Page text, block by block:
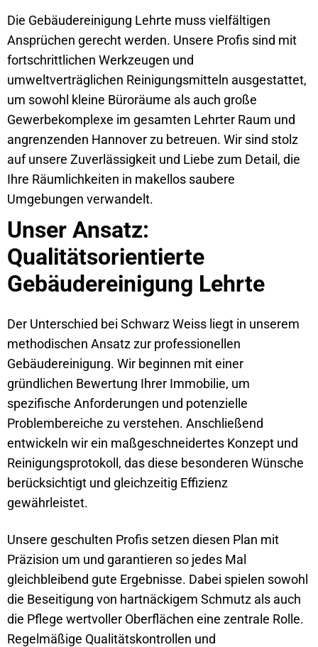
Die Gebäudereinigung Lehrte muss vielfältigen
Ansprüchen gerecht werden. Unsere Profis sind mit
fortschrittlichen Werkzeugen und
umweltverträglichen Reinigungsmitteln ausgestattet,
um sowohl kleine Büroräume als auch große
Gewerbekomplexe im gesamten Lehrter Raum und
angrenzenden Hannover zu betreuen. Wir sind stolz
auf unsere Zuverlässigkeit und Liebe zum Detail, die
Ihre Räumlichkeiten in makellos saubere
Umgebungen verwandelt.
Unser Ansatz:
Qualitätsorientierte
Gebäudereinigung Lehrte
Der Unterschied bei Schwarz Weiss liegt in unserem
methodischen Ansatz zur professionellen
Gebäudereinigung. Wir beginnen mit einer
gründlichen Bewertung Ihrer Immobilie, um
spezifische Anforderungen und potenzielle
Problembereiche zu verstehen. Anschließend
entwickeln wir ein maßgeschneidertes Konzept und
Reinigungsprotokoll, das diese besonderen Wünsche
berücksichtigt und gleichzeitig Effizienz
gewährleistet.
Unsere geschulten Profis setzen diesen Plan mit
Präzision um und garantieren so jedes Mal
gleichbleibend gute Ergebnisse. Dabei spielen sowohl
die Beseitigung von hartnäckigem Schmutz als auch
die Pflege wertvoller Oberflächen eine zentrale Rolle.
Regelmäßige Qualitätskontrollen und